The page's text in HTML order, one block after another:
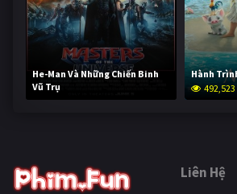
He-Man Và Những Chiến Binh
Vũ Trụ
241,432 lượt xem
Hành
492,523
Liên Hệ